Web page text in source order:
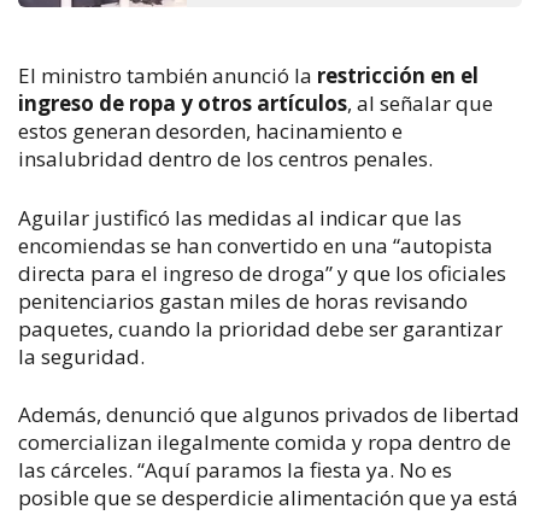
El ministro también anunció la restricción en el
ingreso de ropa y otros artículos, al señalar que
estos generan desorden, hacinamiento e
insalubridad dentro de los centros penales.
Aguilar justificó las medidas al indicar que las
encomiendas se han convertido en una “autopista
directa para el ingreso de droga” y que los oficiales
penitenciarios gastan miles de horas revisando
paquetes, cuando la prioridad debe ser garantizar
la seguridad.
Además, denunció que algunos privados de libertad
comercializan ilegalmente comida y ropa dentro de
las cárceles. “Aquí paramos la fiesta ya. No es
posible que se desperdicie alimentación que ya está